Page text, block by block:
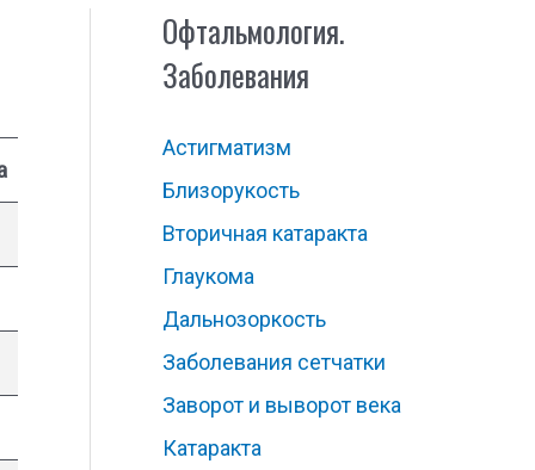
Офтальмология.
Заболевания
Астигматизм
Близорукость
Вторичная катаракта
Глаукома
Дальнозоркость
Заболевания сетчатки
Заворот и выворот века
Катаракта